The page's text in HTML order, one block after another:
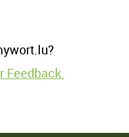
Feedback.